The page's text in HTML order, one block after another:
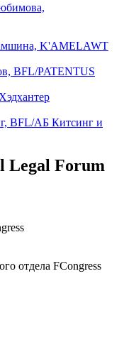
K'AMELAWT
BFL/PATENTUS
BFL/АБ Китсинг и
Legal Forum
отдела FCongress